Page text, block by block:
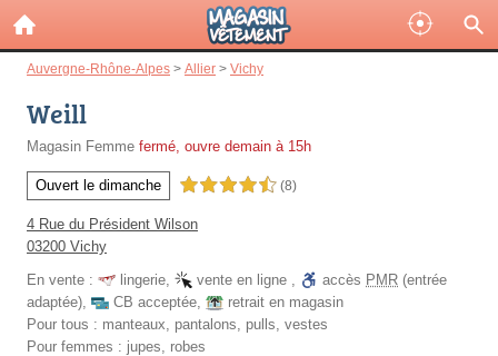
Auvergne-Rhône-Alpes > Allier > Vichy
Weill
Magasin Femme fermé, ouvre demain à 15h
Ouvert le dimanche 4,5 étoiles sur 5 (8)
4 Rue du Président Wilson
03200 Vichy
En vente :
lingerie, vente en ligne , accès PMR (entrée
adaptée), CB acceptée,
retrait en magasin
Pour tous : manteaux, pantalons, pulls, vestes
Pour femmes : jupes, robes